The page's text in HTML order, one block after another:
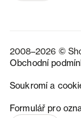
2008–2026 ©
Obchodní
Soukromí a
Formulář pro